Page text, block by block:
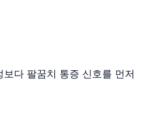
다 팔꿈치 통증 신호를 먼저